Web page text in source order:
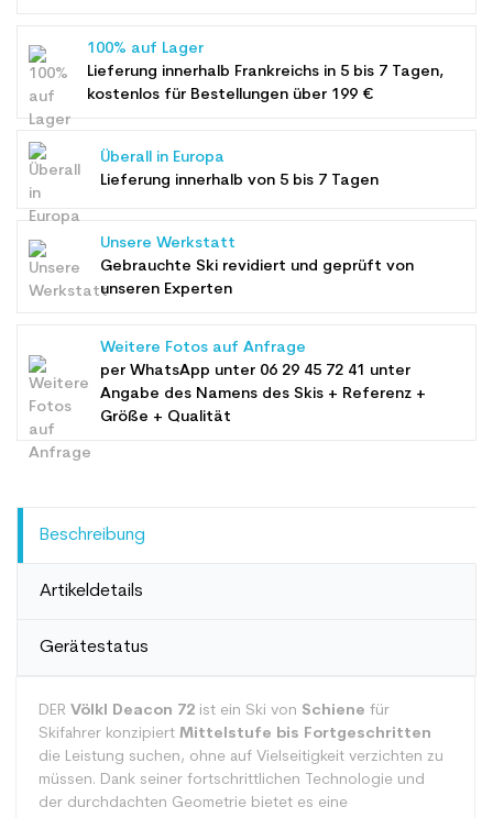
100% auf Lager
Lieferung innerhalb Frankreichs in 5 bis 7 Tagen,
kostenlos für Bestellungen über 199 €
Überall in Europa
Lieferung innerhalb von 5 bis 7 Tagen
Unsere Werkstatt
Gebrauchte Ski revidiert und geprüft von
unseren Experten
Weitere Fotos auf Anfrage
per WhatsApp unter 06 29 45 72 41 unter
Angabe des Namens des Skis + Referenz +
Größe + Qualität
Beschreibung
Artikeldetails
Gerätestatus
DER Völkl Deacon 72 ist ein Ski von Schiene für
Skifahrer konzipiert Mittelstufe bis Fortgeschritten
die Leistung suchen, ohne auf Vielseitigkeit verzichten zu
müssen. Dank seiner fortschrittlichen Technologie und
der durchdachten Geometrie bietet es eine